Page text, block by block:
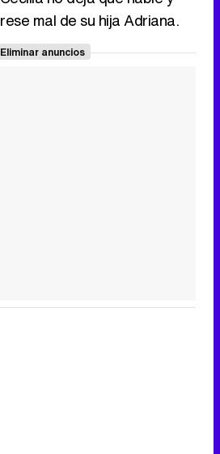
mal de su hija Adriana.
Eliminar anuncios